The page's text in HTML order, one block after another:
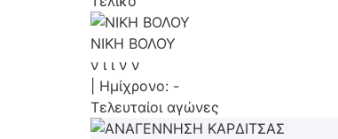
ΝΙΚΗ ΒΟΛΟΥ
ν ι ι ν ν
Ημίχρονο: -
Τελευταίοι αγώνες